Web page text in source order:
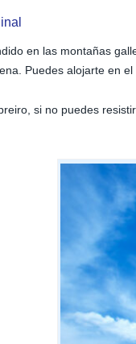
en las montañas
Puedes alojarte en
si no puedes